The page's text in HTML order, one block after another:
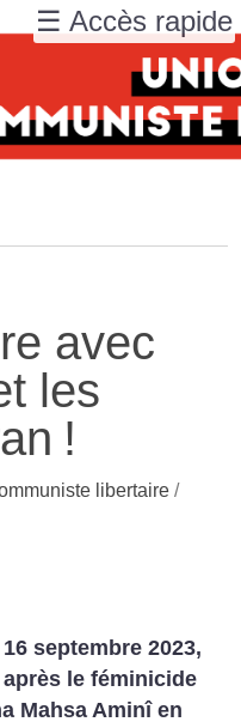
avec
les
!
libertaire /
septembre 2023,
après le féminicide
Mahsa Aminî en
☰ Accès rapide